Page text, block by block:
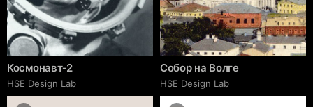
Космонавт‑2
HSE Design Lab
Собор на Волге
HSE Design Lab